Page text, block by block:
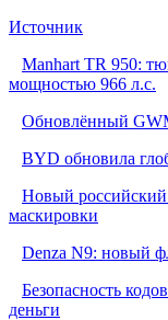
Источник
Manhart TR 950:
мощностью 966 л.с.
Обновлённый
BYD обновила
Новый российский
маскировки
Denza N9: новый
Безопасность
деньги